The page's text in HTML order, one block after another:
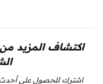
اكتشاف المزيد
اشترك للحصول على أحدث